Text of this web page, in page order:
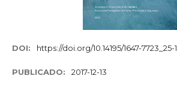
DOI: https://doi.org/10.14195/1647-7723_25-1
PUBLICADO: 2017-12-13